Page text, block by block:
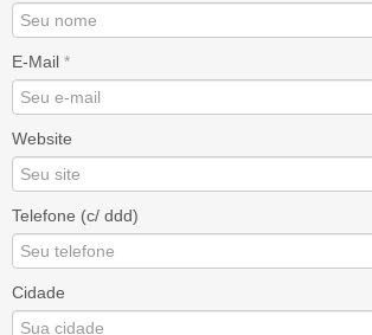
E-Mail *
Website
Telefone (c/ ddd)
Cidade